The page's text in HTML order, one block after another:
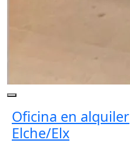
Oficina en alquiler
Elche/Elx